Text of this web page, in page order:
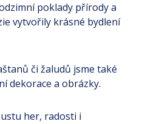
poklady přírody a
vytvořily krásné bydlení
či žaludů jsme také
dekorace a obrázky.
her, radosti i